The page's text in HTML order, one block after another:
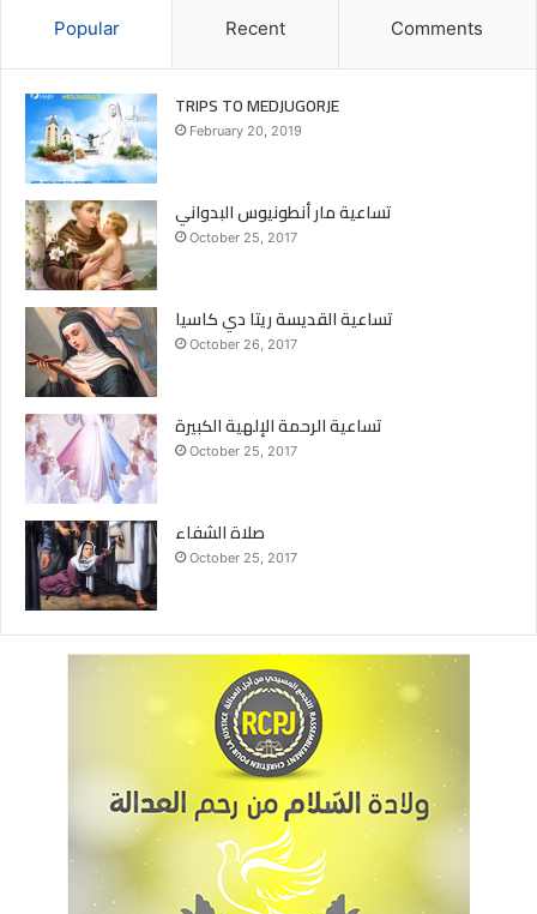
Popular Recent Comments
TRIPS TO MEDJUGORJE
February 20, 2019
تساعية مار أنطونيوس البدواني
October 25, 2017
تساعية القديسة ريتا دي كاسيا
October 26, 2017
تساعية الرحمة الإلهية الكبيرة
October 25, 2017
صلاة الشفاء
October 25, 2017